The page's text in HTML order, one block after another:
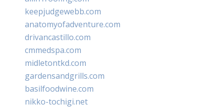
keepjudgewebb.com
anatomyofadventure.com
drivancastillo.com
cmmedspa.com
midletontkd.com
gardensandgrills.com
basilfoodwine.com
nikko-tochigi.net